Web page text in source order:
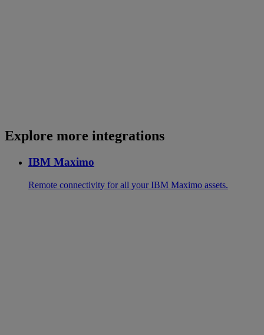
Explore more integrations
IBM Maximo
Remote connectivity for all your IBM Maximo assets.